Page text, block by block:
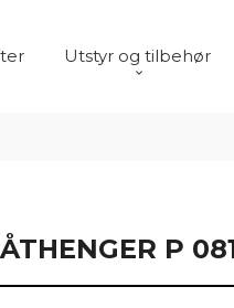
Utstyr og tilbehør
P